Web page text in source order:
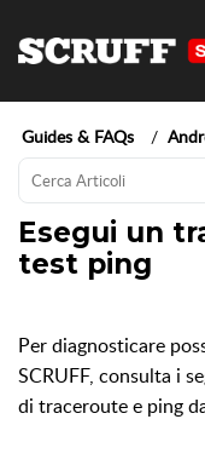
Guides & FAQs
Esegui un
test ping
Per diagnosticare
SCRUFF, consulta i
di traceroute e ping